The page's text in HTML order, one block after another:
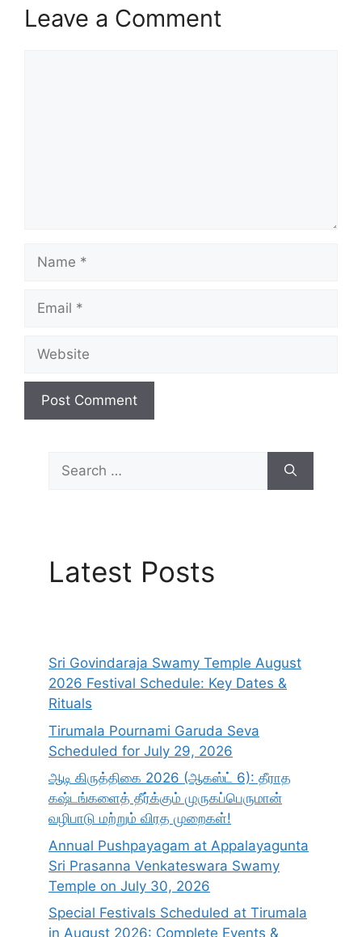
Leave a Comment
Name
Email
Website
Search
for:
Latest Posts
Sri Govindaraja Swamy Temple August
2026 Festival Schedule: Key Dates &
Rituals
Tirumala Pournami Garuda Seva
Scheduled for July 29, 2026
ஆடி கிருத்திகை 2026 (ஆகஸ்ட் 6): தீராத
கஷ்டங்களைத் தீர்க்கும் முருகப்பெருமான்
வழிபாடு மற்றும் விரத முறைகள்!
Annual Pushpayagam at Appalayagunta
Sri Prasanna Venkateswara Swamy
Temple on July 30, 2026
Special Festivals Scheduled at Tirumala
in August 2026: Complete Events &